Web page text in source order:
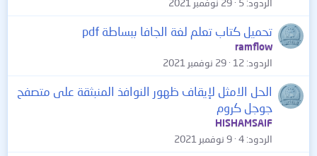
تحميل كتاب تعلم لغة الجافا ببساطة pdf
ramflow
الردود 12 29 نوفمبر 2021
الحل الامثل لإيقاف ظهور النوافذ المنبثقة على متصفح
جوجل كروم
HISHAMSAIF
الردود 4 9 نوفمبر 2021